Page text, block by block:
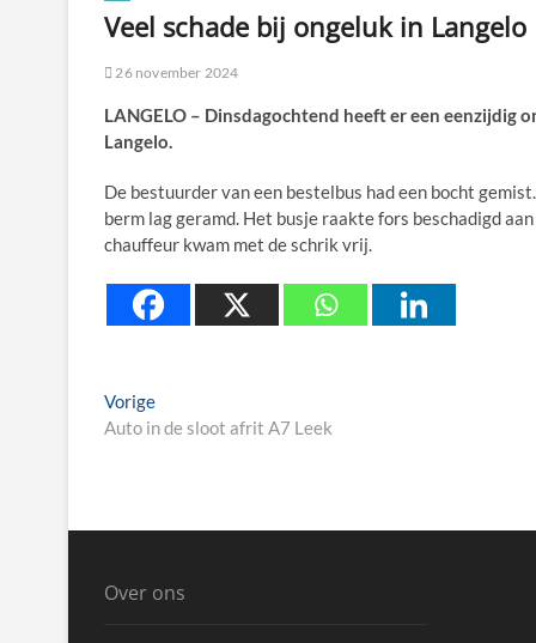
Veel schade bij ongeluk in Langelo
26 november 2024
LANGELO – Dinsdagochtend heeft er een eenzijdig
Langelo.
De bestuurder van een bestelbus had een bocht
berm lag geramd. Het busje raakte fors beschadigd
chauffeur kwam met de schrik vrij.
Berichtnavigatie
VorigePrevious
post:
Auto in de sloot afrit A7 Leek
Over ons